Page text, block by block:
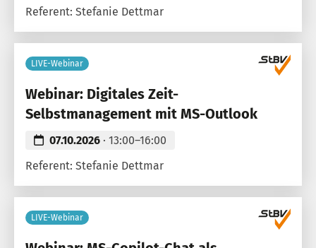
Referent: Stefanie Dettmar
LIVE-Webinar
Webinar: Digitales Zeit-
Selbstmanagement mit MS-Outlook
07.10.2026 · 13:00–16:00
Referent: Stefanie Dettmar
LIVE-Webinar